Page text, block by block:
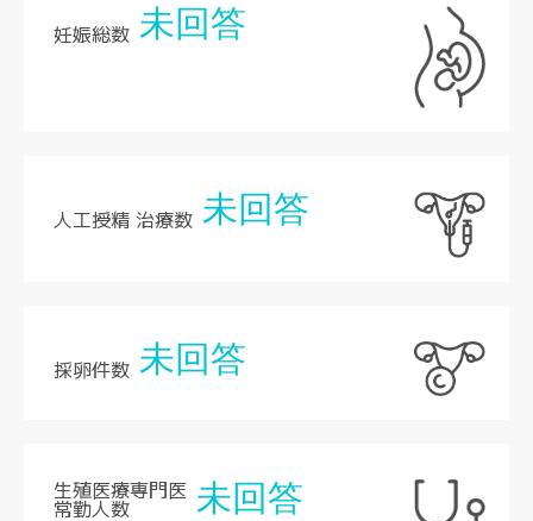
妊娠総数 未回答
人工授精 治療数 未回答
採卵件数 未回答
生殖医療専門医
常勤人数 未回答